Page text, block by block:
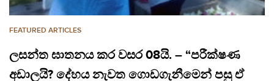
FEATURED ARTICLES
ලසන්ත ඝාතනය කර වසර 08යි. – “පරීක්ෂණ
අඩාලයි? දේහය නැවත ගොඩගැනීමෙන් පසු ඒ